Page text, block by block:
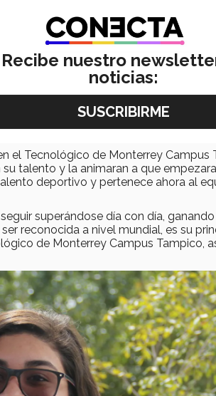
y notó que el ajedrez era
los mejores resultados, ella
ocasiones de los torneos
Ajedrez por equipo. Pero en una
lo que la hizo sentir culpable
en su vida de adolescente,
emocionante que era participar en
pasión.
el Tecnológico de Monterrey Campus
talento y la animaran a que
deportivo y pertenece ahora al
superándose día con día,
reconocida a nivel mundial, es su
de Monterrey Campus Tampico,
Recibe nuestro
noticias: